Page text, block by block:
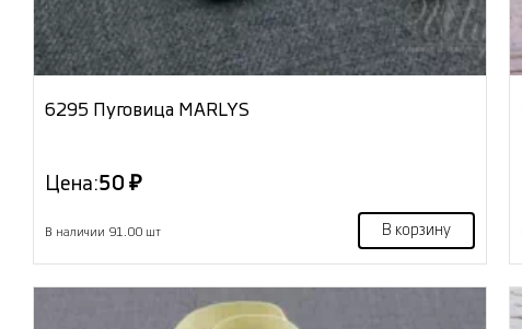
6295 Пуговица MARLYS
Цена:50 ₽
В наличии 91.00 шт В корзину